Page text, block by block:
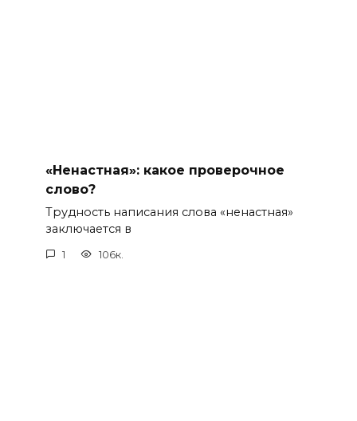
«Ненастная»: какое проверочное
слово?
Трудность написания слова «ненастная»
заключается в
1 106к.